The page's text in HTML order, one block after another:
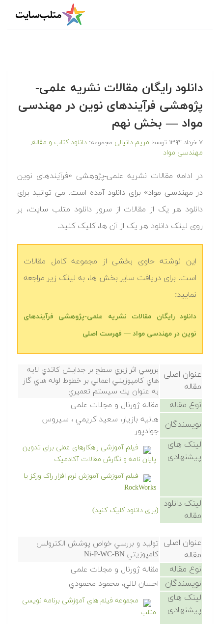
دانلود رایگان مقالات نشریه علمی-
پژوهشی فرآیندهای نوین در مهندسی
مواد — بخش نهم
۷ خرداد ۱۳۹۴ توسط مریم دانیالی مجموعه: دانلود کتاب و مقاله,
مهندسی مواد
در ادامه مقالات نشریه علمی-پژوهشی «فرآیندهای نوین
در مهندسی مواد» برای دانلود آمده است. می توانید برای
دانلود هر یک از مقالات از سرور دانلود متلب سایت، بر
روی لینک دانلود هر یک از آن ها، کلیک کنید.
این نوشته حاوی بخشی از مجموعه کامل مقالات
است. برای دریافت سایر بخش ها، به لینک زیر مراجعه
نمایید:
دانلود رایگان مقالات نشریه علمی-پژوهشی فرآیندهای
نوین در مهندسی مواد — فهرست اصلی
عنوان اصلی
مقاله
بررسي اثر زبري سطح بر جدايش كاتدي لايه
هاي كامپوزيتي اعمالي بر خطوط لوله هاي گاز
به عنوان يك سيستم تعميري
نوع مقاله مقاله ژورنال و مجلات علمی
نویسندگان
هانيه بازيار، سعيد كريمي ، سيروس
جوادپور
لینک های
پیشنهادی
فیلم آموزشی راهکارهای عملی برای تدوین
پایان نامه و نگارش مقالات آکادمیک
فیلم آموزشی آموزش نرم افزار راک ورکز یا
RockWorks
لینک دانلود
مقاله
(برای دانلود کلیک کنید)
عنوان اصلی
مقاله
توليد و بررسي خواص پوشش الكترولس
كامپوزيتي Ni-P-WC-BN
نوع مقاله مقاله ژورنال و مجلات علمی
نویسندگان احسان لالي، محمود محمودي
لینک های
پیشنهادی
مجموعه فیلم های آموزشی برنامه نویسی
متلب